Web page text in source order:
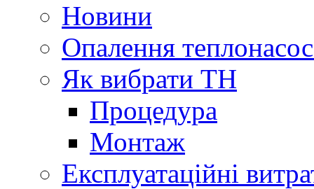
Новини
Опалення
Як вибрати ТН
Процедура
Монтаж
Експлуатаційні